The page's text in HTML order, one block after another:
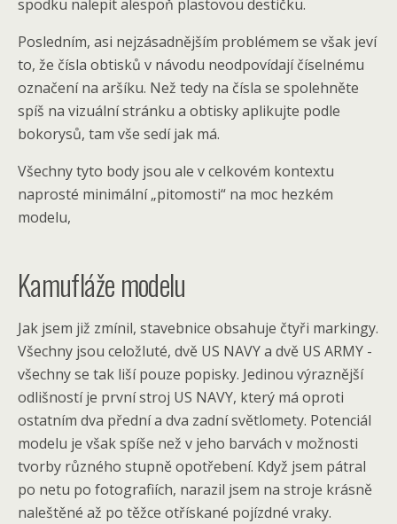
spodku nalepit alespoň plastovou destičku.
Posledním, asi nejzásadnějším problémem se však jeví
to, že čísla obtisků v návodu neodpovídají číselnému
označení na aršíku. Než tedy na čísla se spolehněte
spíš na vizuální stránku a obtisky aplikujte podle
bokorysů, tam vše sedí jak má.
Všechny tyto body jsou ale v celkovém kontextu
naprosté minimální „pitomosti“ na moc hezkém
modelu,
Kamufláže modelu
Jak jsem již zmínil, stavebnice obsahuje čtyři markingy.
Všechny jsou celožluté, dvě US NAVY a dvě US ARMY -
všechny se tak liší pouze popisky. Jedinou výraznější
odlišností je první stroj US NAVY, který má oproti
ostatním dva přední a dva zadní světlomety. Potenciál
modelu je však spíše než v jeho barvách v možnosti
tvorby různého stupně opotřebení. Když jsem pátral
po netu po fotografiích, narazil jsem na stroje krásně
naleštěné až po těžce otřískané pojízdné vraky.